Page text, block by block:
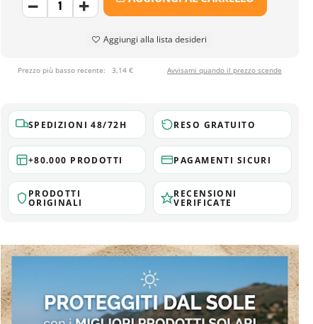
Aggiungi alla lista desideri
Prezzo più basso recente: 3,14 € Avvisami quando il prezzo scende
SPEDIZIONI 48/72H RESO GRATUITO
+80.000 PRODOTTI PAGAMENTI SICURI
PRODOTTI
ORIGINALI
RECENSIONI
VERIFICATE